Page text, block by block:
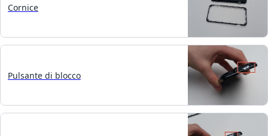
Cornice
Pulsante di blocco